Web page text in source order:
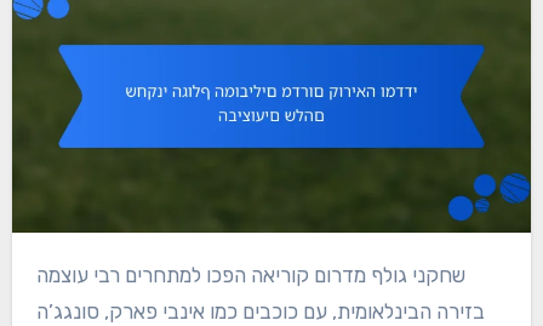
שחקני גולף מדרום קוריאה הפכו למתחרים רבי עוצמה
בזירה הבינלאומית, עם כוכבים כמו אינבי פארק, סונגג’ה